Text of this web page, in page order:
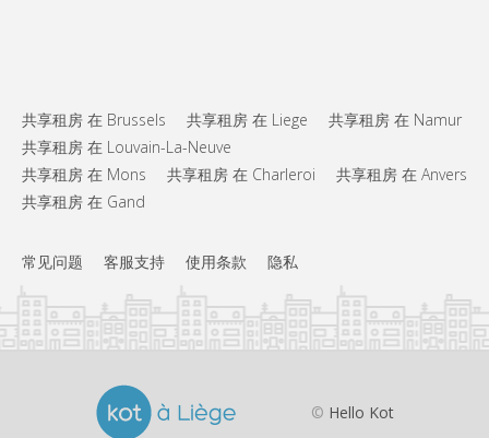
共享租房 在 Brussels 共享租房 在 Liege
共享租房 在 Namur
共享租房 在 Louvain-La-Neuve
共享租房 在 Mons
共享租房 在 Charleroi
共享租房 在 Anvers
共享租房 在 Gand
常见问题 客服支持 使用条款 隐私
© Hello Kot